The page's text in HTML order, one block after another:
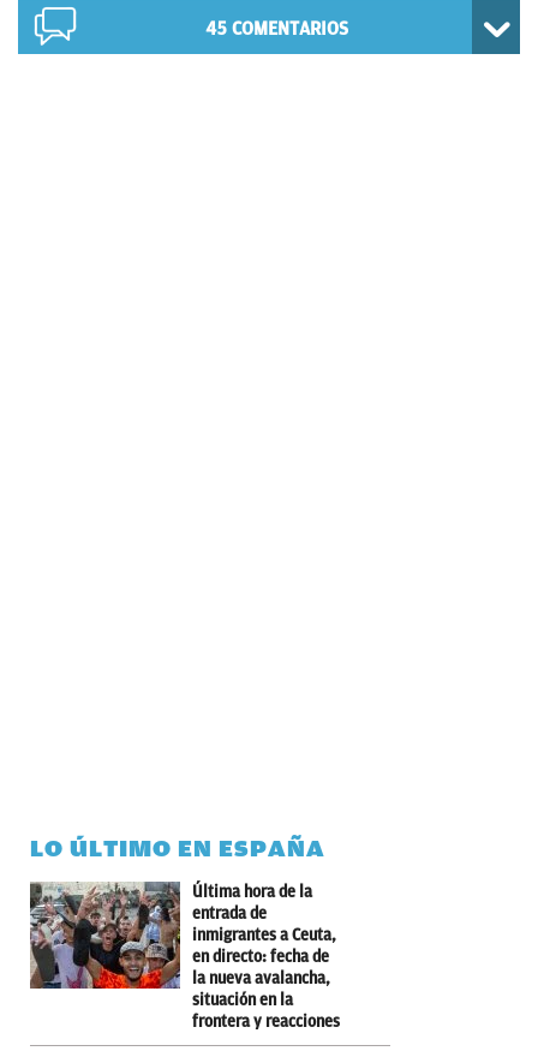
45 COMENTARIOS
LO ÚLTIMO EN ESPAÑA
Última hora de la
entrada de
inmigrantes a Ceuta,
en directo: fecha de
la nueva avalancha,
situación en la
frontera y reacciones